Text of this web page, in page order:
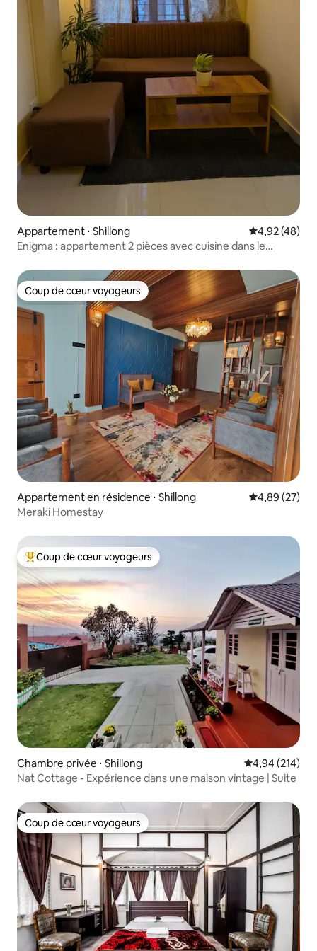
Appartement ⋅ Shillong Évaluation
4,92 (48)
Enigma : appartement 2 pièces avec cuisine dans le
Coup de cœur voyageurs
Coup de cœur voyageurs
Appartement en résidence ⋅ Shillong Évaluation
4,89 (27)
Meraki Homestay
Coups de cœur voyageurs les plus appréciés
Coup de cœur voyageurs
Chambre privée ⋅ Shillong Évaluation
4,94 (214)
Nat Cottage - Expérience dans une maison vintage | Suite
Coup de cœur voyageurs
Coup de cœur voyageurs